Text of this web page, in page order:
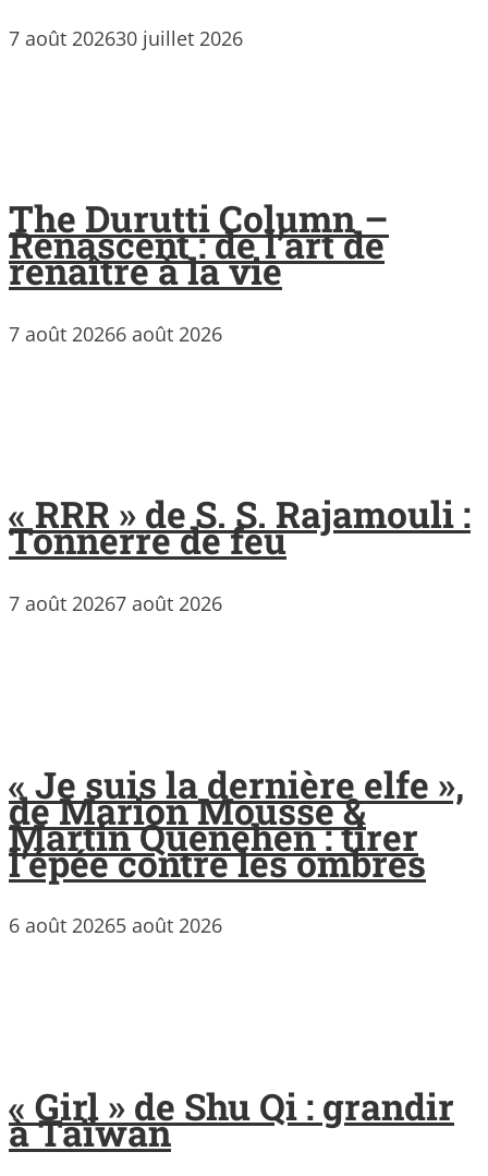
7 août 202630 juillet 2026
The Durutti Column –
Renascent : de l’art de
renaître à la vie
7 août 20266 août 2026
« RRR » de S. S. Rajamouli :
Tonnerre de feu
7 août 20267 août 2026
« Je suis la dernière elfe »,
de Marion Mousse &
Martin Quenehen : tirer
l’épée contre les ombres
6 août 20265 août 2026
« Girl » de Shu Qi : grandir
à Taïwan